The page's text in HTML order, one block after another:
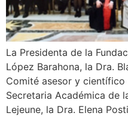
La Presidenta de la
López Barahona, la Dra.
Comité asesor y científico
Secretaria Académica de
Lejeune, la Dra. Elena